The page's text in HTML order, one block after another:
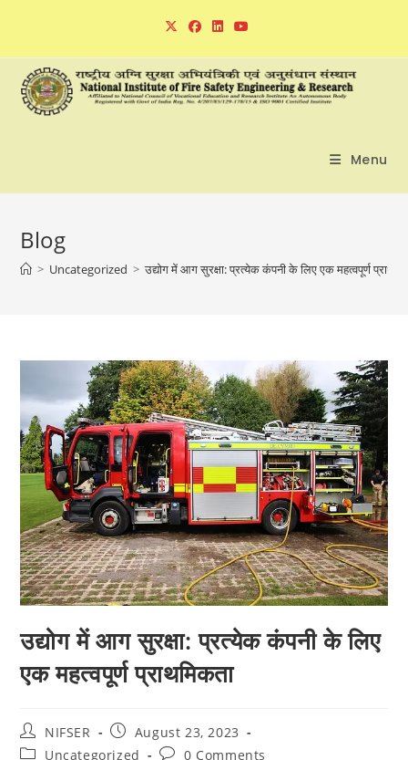
content
Menu
Blog
> Uncategorized > उद्योग में आग सुरक्षा: प्रत्येक कंपनी के लिए एक महत्वपूर्ण
उद्योग में आग सुरक्षा: प्रत्येक कंपनी के लिए
एक महत्वपूर्ण प्राथमिकता
Post
author:
NIFSER
Post
published:
August 23, 2023
PostUncategorized
Post0 Comments